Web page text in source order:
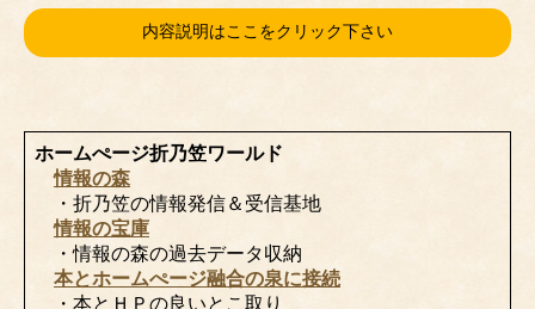
内容説明はここをクリック下さい
ホームぺージ折乃笠ワールド
情報の森
・折乃笠の情報発信＆受信基地
情報の宝庫
・情報の森の過去データ収納
本とホームぺージ融合の泉に接続
・本とＨＰの良いとこ取り